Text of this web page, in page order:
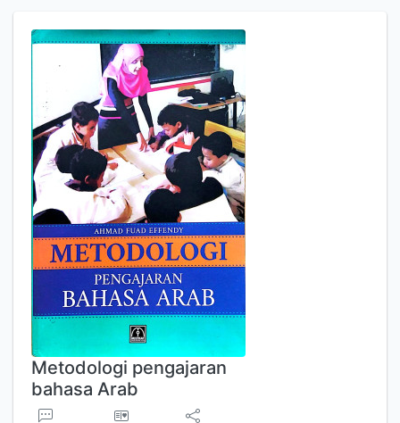
Metodologi pengajaran
bahasa Arab